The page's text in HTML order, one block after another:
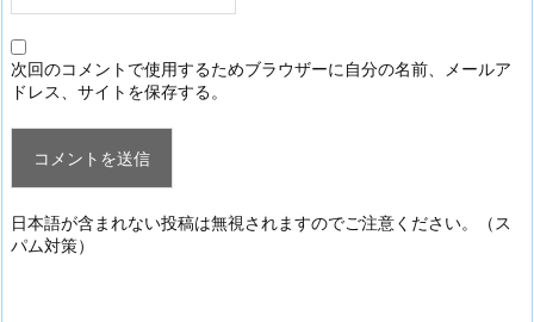
次回のコメントで使用するためブラウザーに自分の名前、メールア
ドレス、サイトを保存する。
日本語が含まれない投稿は無視されますのでご注意ください。（ス
パム対策）